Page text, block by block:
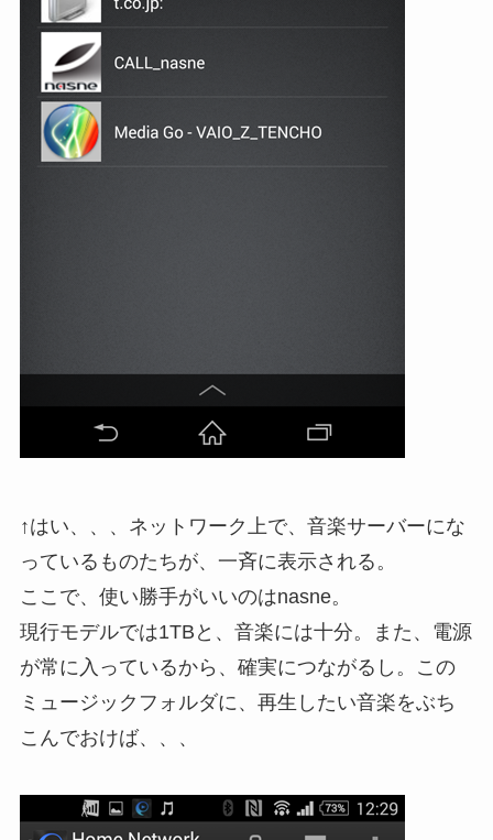
↑はい、、、ネットワーク上で、音楽サーバーにな
っているものたちが、一斉に表示される。
ここで、使い勝手がいいのはnasne。
現行モデルでは1TBと、音楽には十分。また、電源
が常に入っているから、確実につながるし。この
ミュージックフォルダに、再生したい音楽をぶち
こんでおけば、、、